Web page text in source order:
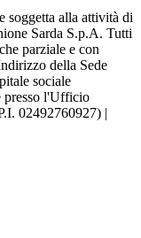
soggetta alla attività di
Sarda S.p.A. Tutti
parziale e con
della Sede
sociale
presso l'Ufficio
02492760927) |